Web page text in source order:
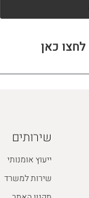
שירותים
ייעוץ אומנותי
שירות למשרד